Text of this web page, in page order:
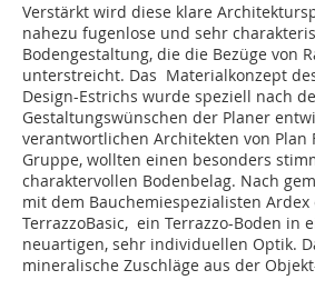
Verstärkt wird diese klare
nahezu fugenlose und sehr
Bodengestaltung, die die Bezüge von
unterstreicht. Das Materialkonzept
Design-Estrichs wurde speziell nach
Gestaltungswünschen der Planer
verantwortlichen Architekten von Plan
Gruppe, wollten einen besonders
charaktervollen Bodenbelag. Nach
mit dem Bauchemiespezialisten
TerrazzoBasic, ein Terrazzo-Boden in
neuartigen, sehr individuellen Optik.
mineralische Zuschläge aus der